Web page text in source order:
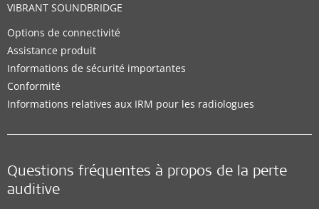
VIBRANT SOUNDBRIDGE
Options de connectivité
Assistance produit
Informations de sécurité importantes
Conformité
Informations relatives aux IRM pour les radiologues
Questions fréquentes à propos de la perte
auditive